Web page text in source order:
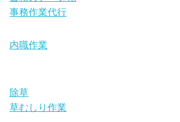
事務作業代行
内職作業
除草
草むしり作業